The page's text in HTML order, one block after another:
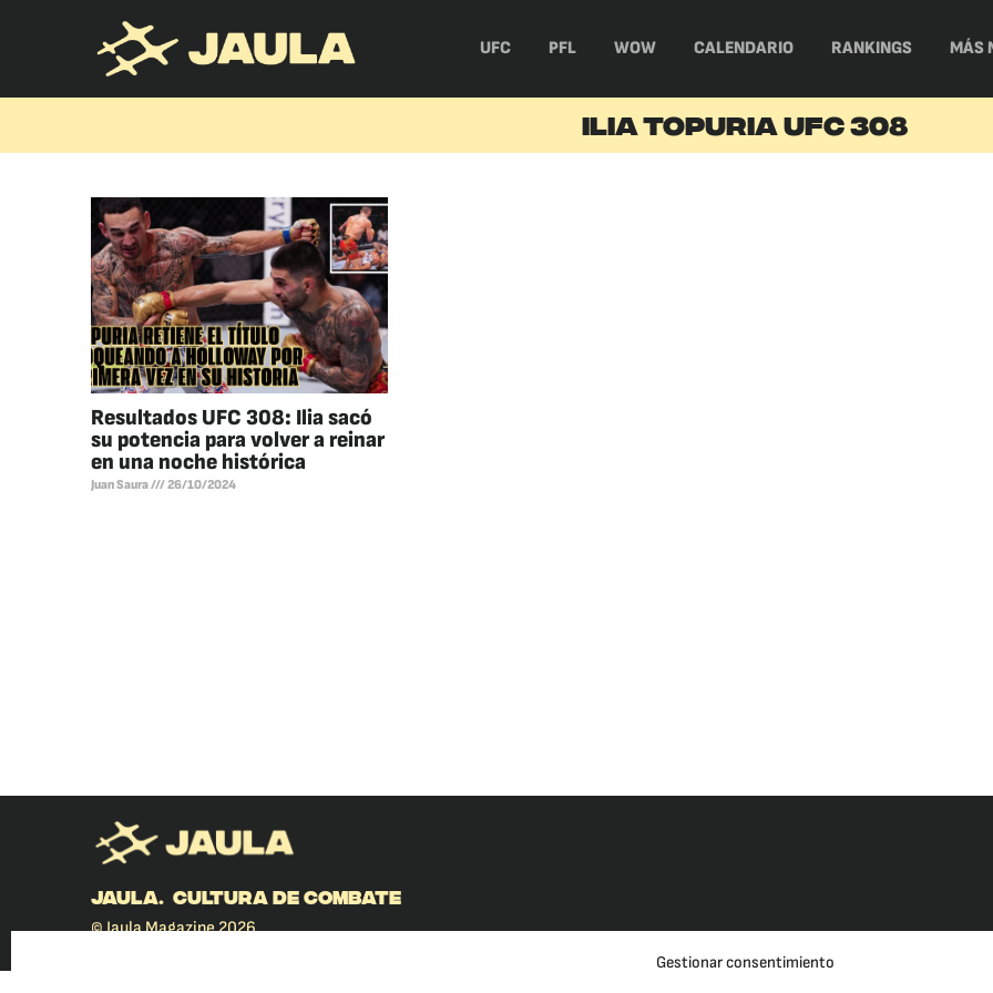
Gestionar consentimiento
UFC PFL WOW CALENDARIO RANKINGS MÁS
ILIA TOPURIA UFC 308
Resultados UFC 308: Ilia sacó
su potencia para volver a reinar
en una noche histórica
Juan Saura 26/10/2024
JAULA. CULTURA DE COMBATE
© Jaula Magazine 2026